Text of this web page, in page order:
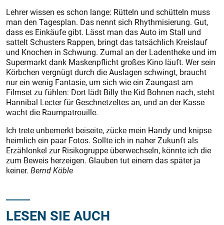
Lehrer wissen es schon lange: Rütteln und schütteln muss
man den Tagesplan. Das nennt sich Rhythmisierung. Gut,
dass es Einkäufe gibt. Lässt man das Auto im Stall und
sattelt Schusters Rappen, bringt das tatsächlich Kreislauf
und Knochen in Schwung. Zumal an der Ladentheke und im
Supermarkt dank Maskenpflicht großes Kino läuft. Wer sein
Körbchen vergnügt durch die Auslagen schwingt, braucht
nur ein wenig Fantasie, um sich wie ein Zaungast am
Filmset zu fühlen: Dort lädt Billy the Kid Bohnen nach, steht
Hannibal Lecter für Ge­schnetzeltes an, und an der Kasse
wacht die Raumpatrouille.
Ich trete unbemerkt beiseite, zücke mein Handy und knipse
heimlich ein paar Fotos. Sollte ich in naher Zukunft als
Erzählonkel zur Risikogruppe überwechseln, könnte ich die
zum Beweis herzeigen. Glauben tut einem das später ja
keiner. Bernd Köble
LESEN SIE AUCH